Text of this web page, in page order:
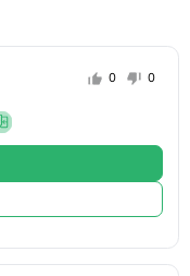
0 0